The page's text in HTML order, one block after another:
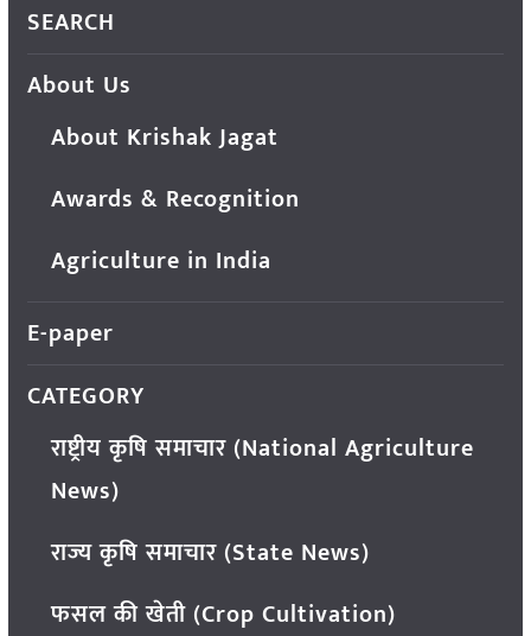
SEARCH
About Us
About Krishak Jagat
Awards & Recognition
Agriculture in India
E-paper
CATEGORY
राष्ट्रीय कृषि समाचार (National Agriculture
News)
राज्य कृषि समाचार (State News)
फसल की खेती (Crop Cultivation)